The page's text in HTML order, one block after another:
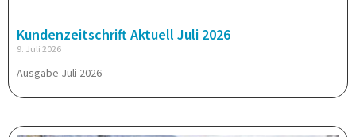
Kundenzeitschrift Aktuell Juli 2026
9. Juli 2026
Ausgabe Juli 2026